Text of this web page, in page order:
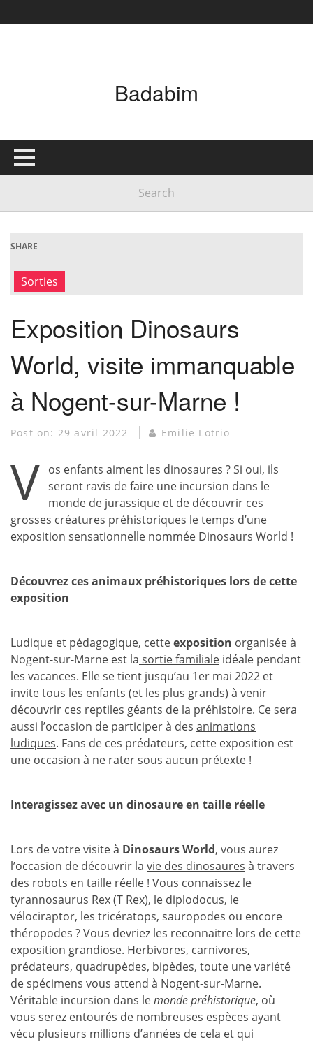
Badabim
SHARE
Sorties
Exposition Dinosaurs
World, visite immanquable
à Nogent-sur-Marne !
Post on: 29 avril 2022 Emilie Lotrio
V os enfants aiment les dinosaures ? Si oui, ils
seront ravis de faire une incursion dans le
monde de jurassique et de découvrir ces
grosses créatures préhistoriques le temps d’une
exposition sensationnelle nommée Dinosaurs World !
Découvrez ces animaux préhistoriques lors de cette
exposition
Ludique et pédagogique, cetteexposition organisée à
Nogent-sur-Marne est la sortie familiale idéale pendant
les vacances. Elle se tient jusqu’au 1er mai 2022 et
invite tous les enfants (et les plus grands) à venir
découvrir ces reptiles géants de la préhistoire. Ce sera
aussi l’occasion de participer à des animations
ludiques. Fans de ces prédateurs, cette exposition est
une occasion à ne rater sous aucun prétexte !
Interagissez avec un dinosaure en taille réelle
Lors de votre visite à Dinosaurs World, vous aurez
l’occasion de découvrir la vie des dinosaures à travers
des robots en taille réelle ! Vous connaissez le
tyrannosaurus Rex (T Rex), le diplodocus, le
vélociraptor, les tricératops, sauropodes ou encore
théropodes ? Vous devriez les reconnaitre lors de cette
exposition grandiose. Herbivores, carnivores,
prédateurs, quadrupèdes, bipèdes, toute une variété
de spécimens vous attend à Nogent-sur-Marne.
Véritable incursion dans lemonde préhistorique, où
vous serez entourés de nombreuses espèces ayant
vécu plusieurs millions d’années de cela et qui